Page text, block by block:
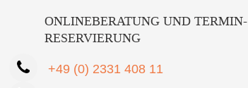
ONLINEBERATUNG UND TERMIN-
RESERVIERUNG
+49 (0) 2331 408 11